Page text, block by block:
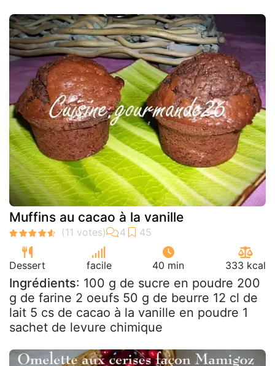
Muffins au cacao à la vanille
Dessert facile 40 min 333 kcal
Ingrédients: 100 g de sucre en poudre 200
g de farine 2 oeufs 50 g de beurre 12 cl de
lait 5 cs de cacao à la vanille en poudre 1
sachet de levure chimique